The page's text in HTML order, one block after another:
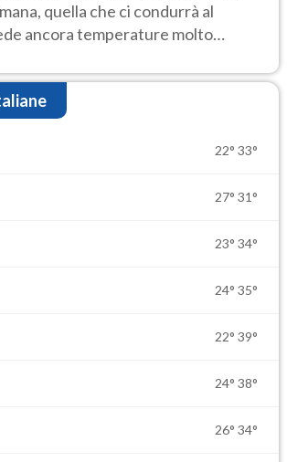
quella che ci condurrà al
ancora temperature molto
22° 33°
27° 31°
23° 34°
24° 35°
22° 39°
24° 38°
26° 34°